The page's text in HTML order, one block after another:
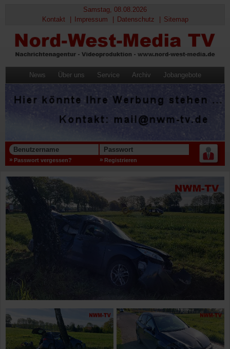
Samstag, 08.08.2026
Kontakt
Impressum Datenschutz Sitemap
News Über uns Service Archiv Jobangebote
Benutzername Passwort
Passwort vergessen? Registrieren